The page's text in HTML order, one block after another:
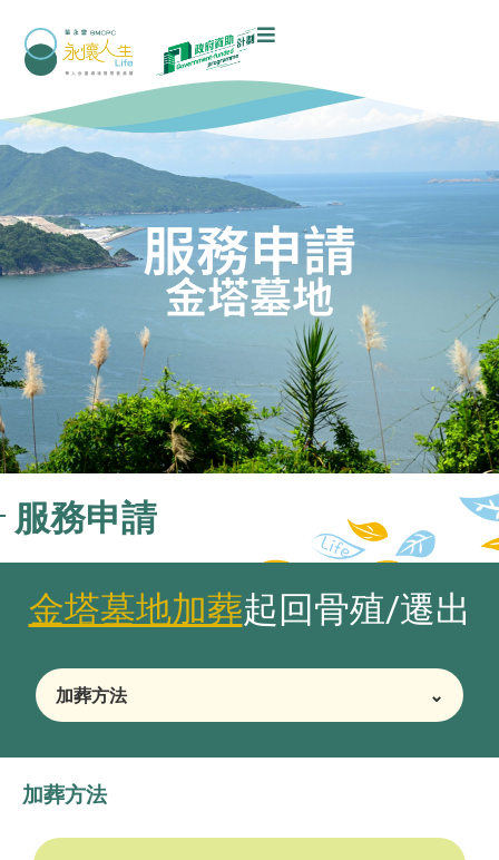
服務申請
金塔墓地
服務申請
金塔墓地加葬起回骨殖/遷出
加葬方法 ⌄
加葬方法